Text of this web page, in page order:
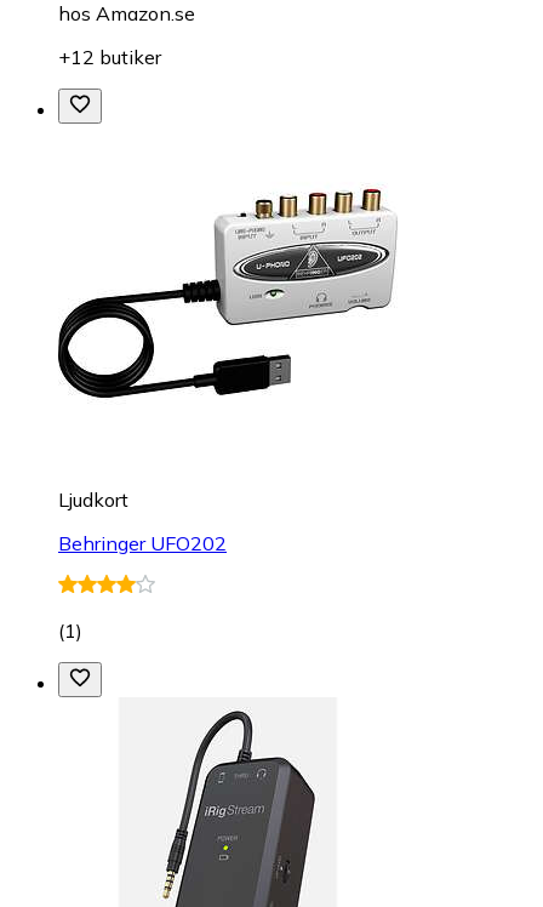
hos Amazon.se
+12 butiker
Ljudkort
Behringer UFO202
(1)